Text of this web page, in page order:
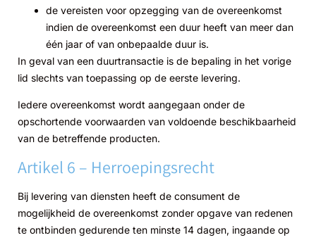
de vereisten voor opzegging van de overeenkomst
indien de overeenkomst een duur heeft van meer dan
één jaar of van onbepaalde duur is.
In geval van een duurtransactie is de bepaling in het vorige
lid slechts van toepassing op de eerste levering.
Iedere overeenkomst wordt aangegaan onder de
opschortende voorwaarden van voldoende beschikbaarheid
van de betreffende producten.
Artikel 6 – Herroepingsrecht
Bij levering van diensten heeft de consument de
mogelijkheid de overeenkomst zonder opgave van redenen
te ontbinden gedurende ten minste 14 dagen, ingaande op